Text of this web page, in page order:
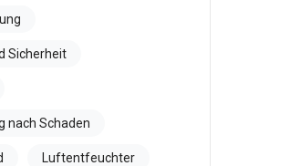
Sicherheit
nach Schaden
Luftentfeuchter